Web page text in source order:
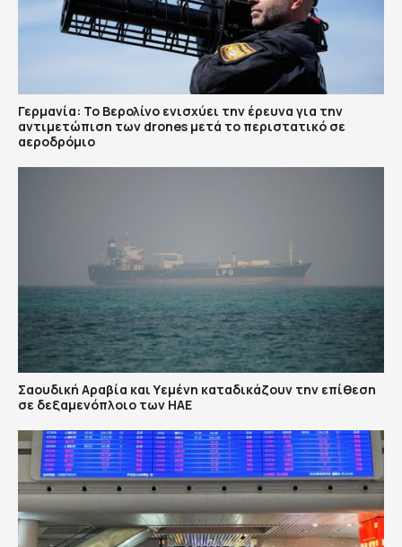
Γερμανία: Το Βερολίνο ενισχύει την έρευνα για την
αντιμετώπιση των drones μετά το περιστατικό σε
αεροδρόμιο
Σαουδική Αραβία και Υεμένη καταδικάζουν την επίθεση
σε δεξαμενόπλοιο των ΗΑΕ